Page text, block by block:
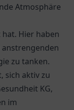
Atmosphäre
Hier haben
anstrengenden
zu tanken.
sich aktiv zu
KG,
im